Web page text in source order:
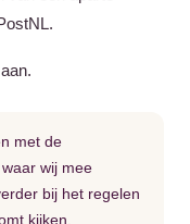
met de
wij mee
bij het regelen
kijken.